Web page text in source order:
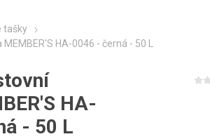
tašky
HA-0046 - černá - 50 L
HA-
- 50 L